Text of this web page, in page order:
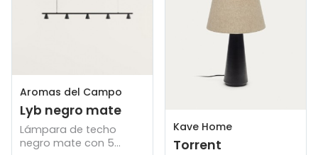
Aromas del Campo
Lyb negro mate
Lámpara de techo
negro mate con 5
Kave Home
Torrent